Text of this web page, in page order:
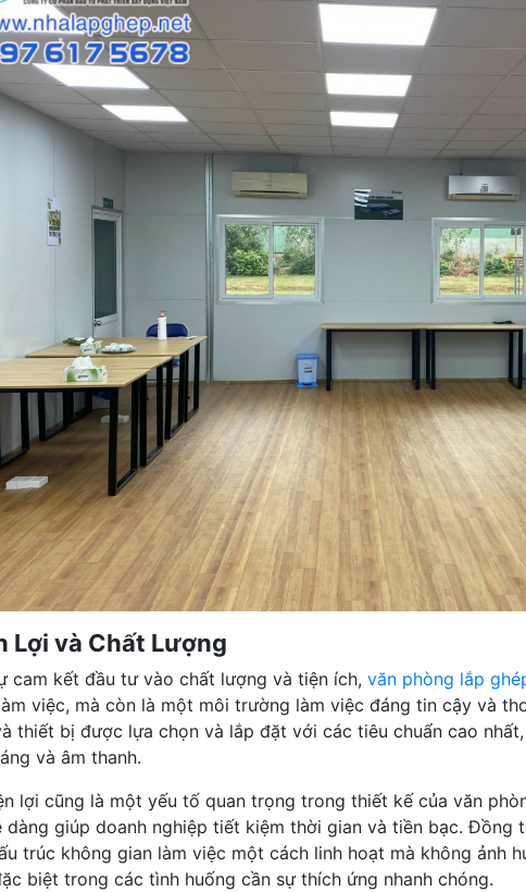
Lợi và Chất Lượng
cam kết đầu tư vào chất lượng và tiện ích, văn phòng lắp
việc, mà còn là một môi trường làm việc đáng tin cậy và
thiết bị được lựa chọn và lắp đặt với các tiêu chuẩn cao
và âm thanh.
lợi cũng là một yếu tố quan trọng trong thiết kế của văn
dàng giúp doanh nghiệp tiết kiệm thời gian và tiền bạc. Đồng
trúc không gian làm việc một cách linh hoạt mà không ảnh
biệt trong các tình huống cần sự thích ứng nhanh chóng.